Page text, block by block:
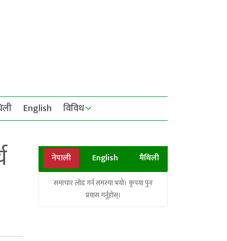
English विविध
नेपाली English मैथिली
समाचार लोड गर्न समस्या भयो। कृपया पुनः
प्रयास गर्नुहोस्।